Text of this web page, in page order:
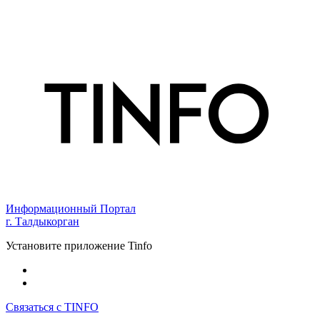
Информационный Портал
г. Талдыкорган
Установите приложение Tinfo
Связаться с TINFO